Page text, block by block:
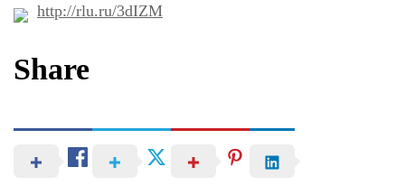
http://rlu.ru/3dIZM
Share